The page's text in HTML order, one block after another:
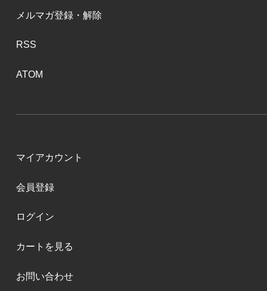
メルマガ登録・解除
RSS
ATOM
マイアカウント
会員登録
ログイン
カートを見る
お問い合わせ